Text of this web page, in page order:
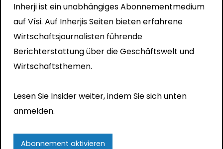
Inherji ist ein unabhängiges Abonnementmedium
auf Vísi. Auf Inherjis Seiten bieten erfahrene
Wirtschaftsjournalisten führende
Berichterstattung über die Geschäftswelt und
Wirtschaftsthemen.
Lesen Sie Insider weiter, indem Sie sich unten
anmelden.
Abonnement aktivieren